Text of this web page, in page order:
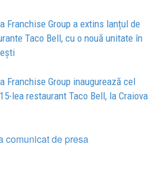
Franchise Group a extins lanțul de
Taco Bell, cu o nouă unitate în
Franchise Group inaugurează cel
lea restaurant Taco Bell, la Craiova
comunicat de presa